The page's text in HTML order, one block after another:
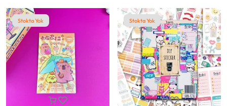
Stokta Yok Stokta Yok